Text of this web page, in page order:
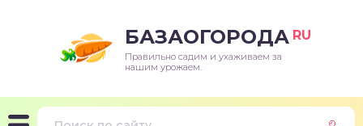
БАЗАОГОРОДА RU
Правильно садим и ухаживаем за
нашим урожаем.